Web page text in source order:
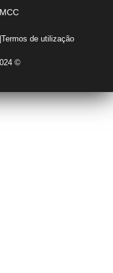
|Termos de utilização
©